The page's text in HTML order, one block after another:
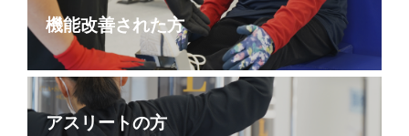
機能改善された方
アスリートの方